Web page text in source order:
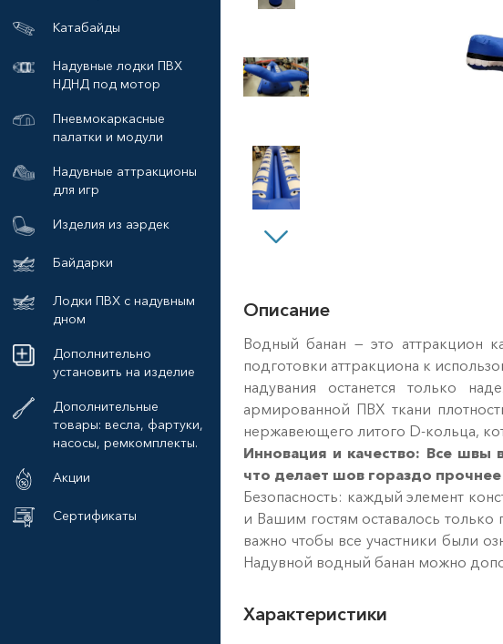
Катабайды
Надувные лодки ПВХ
НДНД под мотор
Пневмокаркасные
палатки и модули
Надувные аттракционы
для игр
Изделия из аэрдек
Байдарки
Лодки ПВХ с надувным
дном
Дополнительно
установить на изделие
Дополнительные
товары: весла, фартуки,
насосы, ремкомплекты.
Акции
Сертификаты
Описание
Водный банан — это аттракцион
подготовки аттракциона к
надувания останется только
армированной ПВХ ткани
нержавеющего литого D-кольца,
Инновация и качество: Все
что делает шов гораздо прочнее
Безопасность: каждый элемент
и Вашим гостям оставалось
важно чтобы все участники были
Надувной водный банан можно
Характеристики